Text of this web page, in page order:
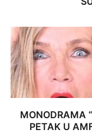
MONODRAMA
PETAK U